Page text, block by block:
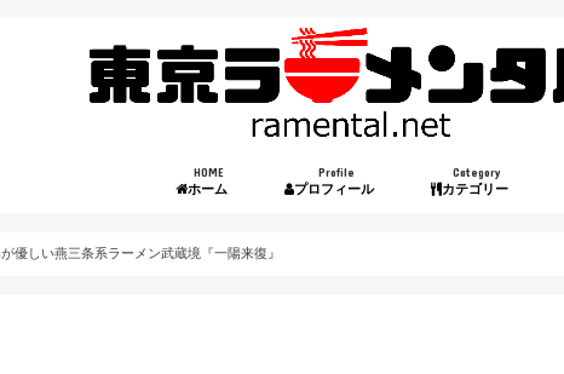
HOME
ホーム
Profile
プロフィール
Category
カテゴリー
優しい燕三条系ラーメン武蔵境『一陽来復』